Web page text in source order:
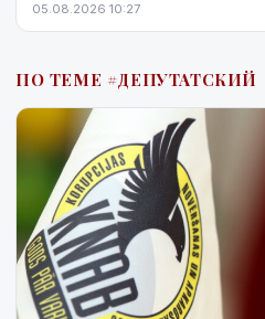
невозможно изменить.
действия.
05.08.2026 10:27
ПО ТЕМЕ #ДЕПУТАТСКИЙ